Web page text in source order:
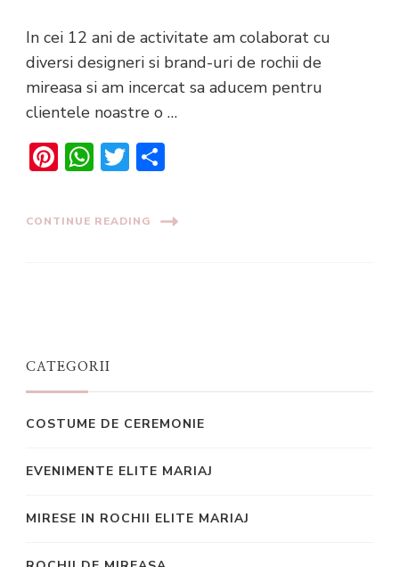
In cei 12 ani de activitate am colaborat cu
diversi designeri si brand-uri de rochii de
mireasa si am incercat sa aducem pentru
clientele noastre o …
Pinterest
WhatsApp
Twitter
CONTINUE READING
CATEGORII
COSTUME DE CEREMONIE
EVENIMENTE ELITE MARIAJ
MIRESE IN ROCHII ELITE MARIAJ